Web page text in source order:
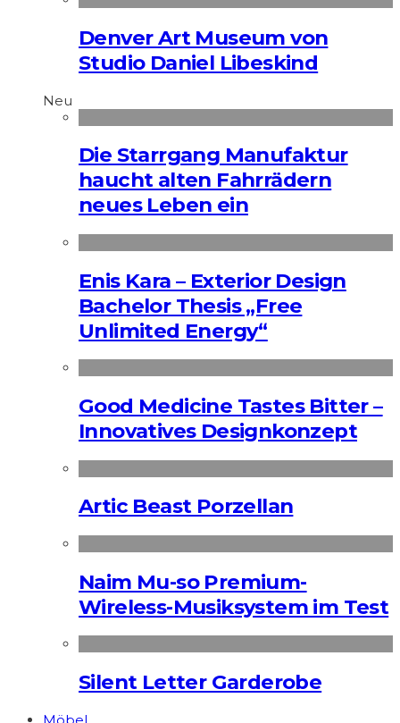
Denver Art Museum von
Studio Daniel Libeskind
Neu
Die Starrgang Manufaktur
haucht alten Fahrrädern
neues Leben ein
Enis Kara – Exterior Design
Bachelor Thesis „Free
Unlimited Energy“
Good Medicine Tastes Bitter –
Innovatives Designkonzept
Artic Beast Porzellan
Naim Mu-so Premium-
Wireless-Musiksystem im Test
Silent Letter Garderobe